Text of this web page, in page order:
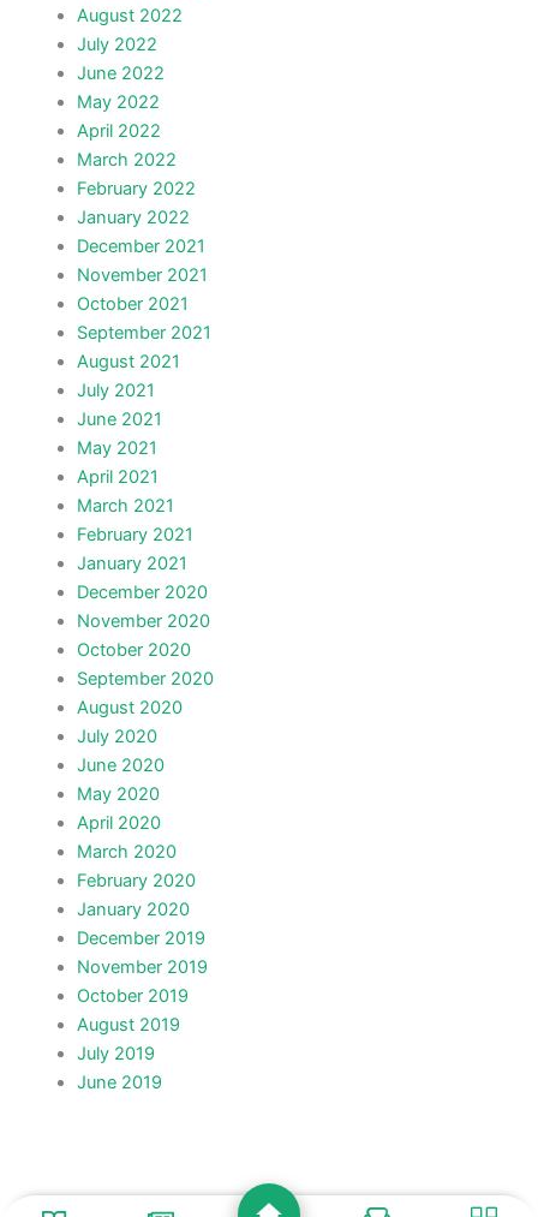
August 2022
July 2022
June 2022
May 2022
April 2022
March 2022
February 2022
January 2022
December 2021
November 2021
October 2021
September 2021
August 2021
July 2021
June 2021
May 2021
April 2021
March 2021
February 2021
January 2021
December 2020
November 2020
October 2020
September 2020
August 2020
July 2020
June 2020
May 2020
April 2020
March 2020
February 2020
January 2020
December 2019
November 2019
October 2019
August 2019
July 2019
June 2019